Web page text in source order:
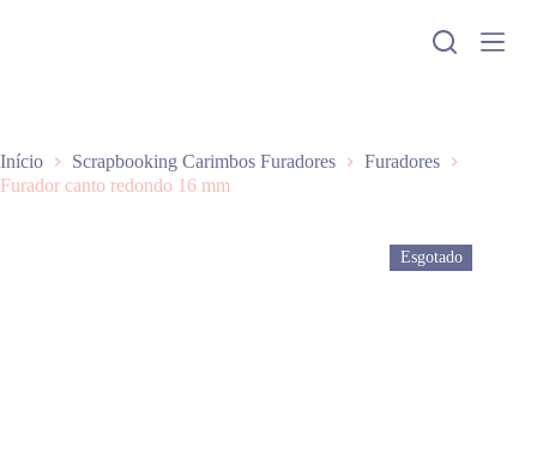
a
r
a
Início Scrapbooking Carimbos Furadores
Furadores
Furador canto redondo 16 mm
Esgotado